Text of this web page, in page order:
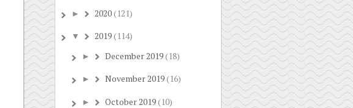
► 2020(121)
▼ 2019(114)
► December 2019(18)
► November 2019(16)
► October 2019(10)